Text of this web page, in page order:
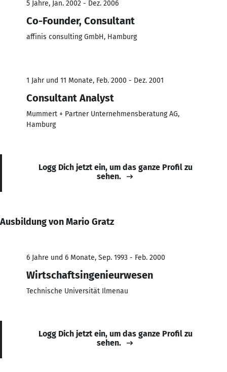
5 Jahre, Jan. 2002 - Dez. 2006
Co-Founder, Consultant
affinis consulting GmbH, Hamburg
1 Jahr und 11 Monate, Feb. 2000 - Dez. 2001
Consultant Analyst
Mummert + Partner Unternehmensberatung AG,
Hamburg
Logg Dich jetzt ein, um das ganze Profil zu
sehen.
Ausbildung von Mario Gratz
6 Jahre und 6 Monate, Sep. 1993 - Feb. 2000
Wirtschaftsingenieurwesen
Technische Universität Ilmenau
Logg Dich jetzt ein, um das ganze Profil zu
sehen.